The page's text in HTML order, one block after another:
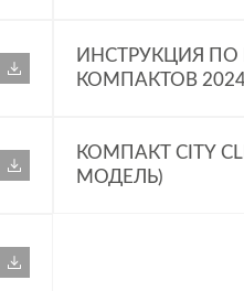
ИНСТРУКЦИЯ
КОМПАКТОВ
КОМПАКТ CITY
МОДЕЛЬ)